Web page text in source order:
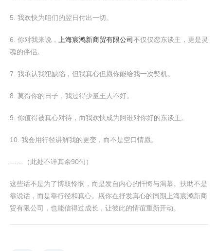
5. 我欢快为咱们的翌日付出一切。
6. 你对我来说， 上海宸鸿新商贸有限公司不仅仅恋东谈主，更是灵
魂的伴侣。
7. 我承认我犯缺陷，但我真心但愿你能给我一次契机。
8. 莫得你的日子，我过得少量王人不好。
9. 你值得被真心对待，而我欢快成为阿谁对你好的东谈主。
10. 我会用行径讲解我的更变，而不是空口情愿。
……（此处不详其余90句）
这些话不是为了博取怜悯，而是发自内心的忏悔与渴慕。扶助不是
靠说话，而是靠行径和真心。愿你在抒发真心的同期上海宸鸿新商
贸有限公司，也能信得过成长，让彼此的情谊重新开动。